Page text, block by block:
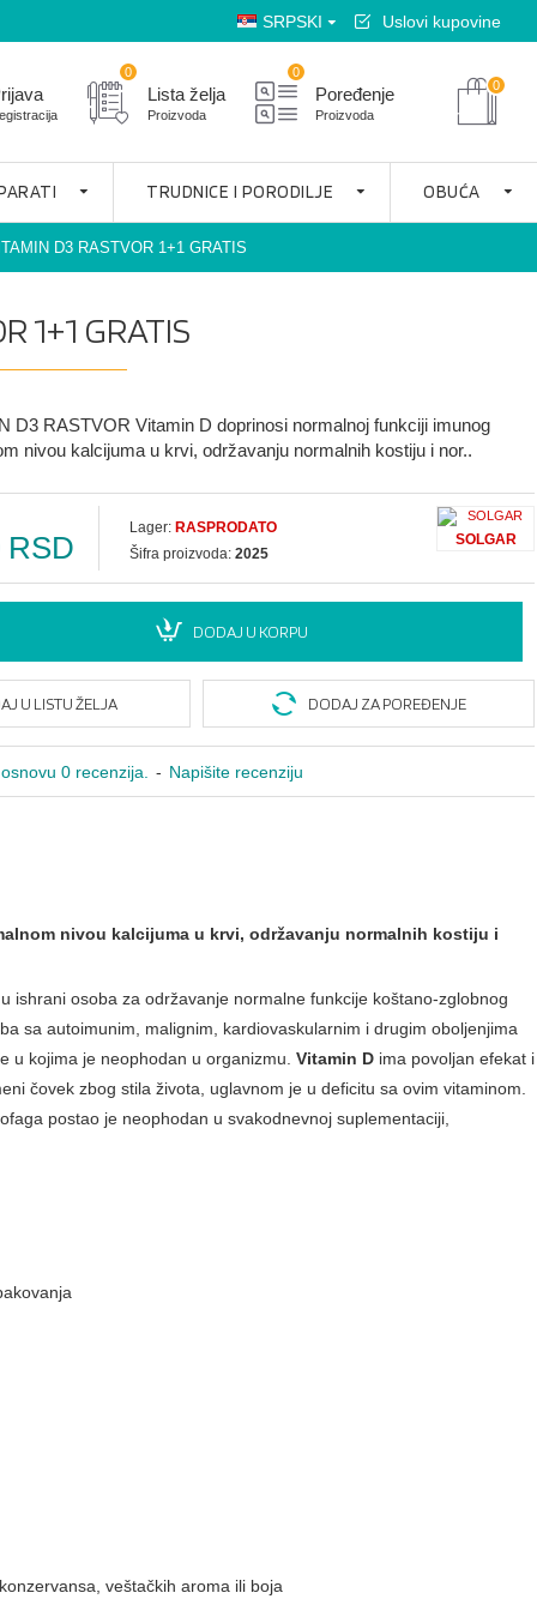
SRPSKI Uslovi kupovine
Lista želja
Proizvoda
0
Poređenje
Proizvoda
0
0
TRUDNICE I PORODILJE OBUĆA
D3 RASTVOR 1+1 GRATIS
1+1 GRATIS
D3 RASTVOR Vitamin D doprinosi normalnoj funkciji imunog
nivou kalcijuma u krvi, održavanju normalnih kostiju i nor..
0 recenzija. - Napišite recenziju
RSD
Lager: RASPRODATO
Šifra proizvoda: 2025
SOLGAR
DODAJ U KORPU
U LISTU ŽELJA DODAJ ZA POREĐENJE
nivou kalcijuma u krvi, održavanju normalnih kostiju i
ishrani osoba za održavanje normalne funkcije koštano-zglobnog
sa autoimunim, malignim, kardiovaskularnim i drugim oboljenjima
u kojima je neophodan u organizmu. Vitamin D ima povoljan efekat i
čovek zbog stila života, uglavnom je u deficitu sa ovim vitaminom.
postao je neophodan u svakodnevnoj suplementaciji,
veštačkih aroma ili boja